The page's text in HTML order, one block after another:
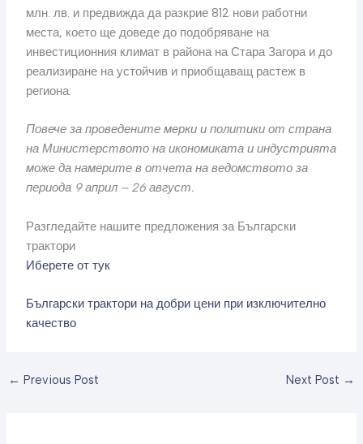
млн. лв. и предвижда да разкрие 812 нови работни
места, което ще доведе до подобряване на
инвестиционния климат в района на Стара Загора и до
реализиране на устойчив и приобщаващ растеж в
региона.
Повече за проведените мерки и политики от страна
на Министерството на икономиката и индустрията
може да намерите в отчета на ведомството за
периода 9 април – 26 август.
Разгледайте нашите предложения за Български
трактори
Иберете от тук
Български трактори на добри цени при изключително
качество
← Previous Post Next Post →